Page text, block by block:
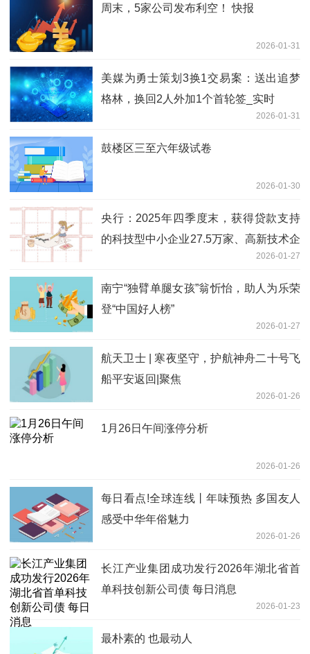
周末，5家公司发布利空！ 快报
2026-01-31
美媒为勇士策划3换1交易案：送出追梦
格林，换回2人外加1个首轮签_实时
2026-01-31
鼓楼区三至六年级试卷
2026-01-30
央行：2025年四季度末，获得贷款支持
的科技型中小企业27.5万家、高新技术企
2026-01-27
南宁“独臂单腿女孩”翁忻怡，助人为乐荣
登“中国好人榜”
2026-01-27
航天卫士 | 寒夜坚守，护航神舟二十号飞
船平安返回|聚焦
2026-01-26
1月26日午间涨停分析
2026-01-26
每日看点!全球连线丨年味预热 多国友人
感受中华年俗魅力
2026-01-26
长江产业集团成功发行2026年湖北省首
单科技创新公司债 每日消息
2026-01-23
最朴素的 也最动人